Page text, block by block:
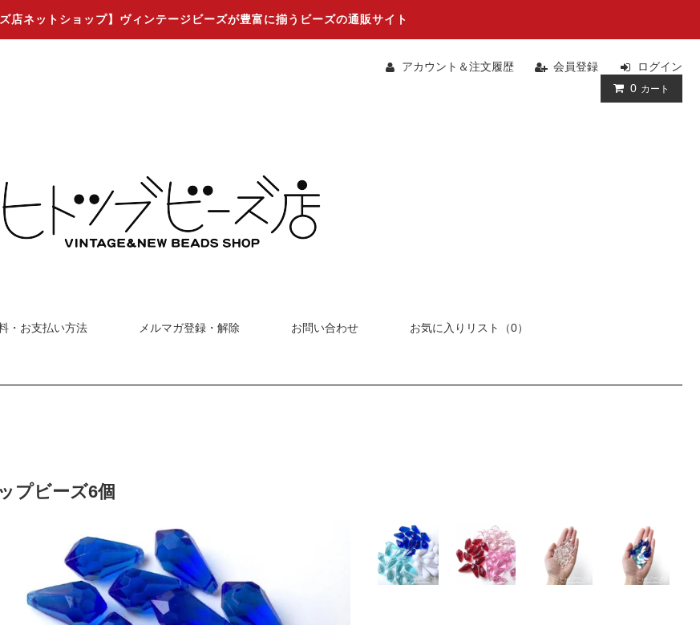
店ネットショップ】ヴィンテージビーズが豊富に揃うビーズの通販サイト
アカウント＆注文履歴 会員登録
ログイン
0 カート
・お支払い方法 メルマガ登録・解除 お問い合わせ お気に入りリスト（0）
プビーズ6個